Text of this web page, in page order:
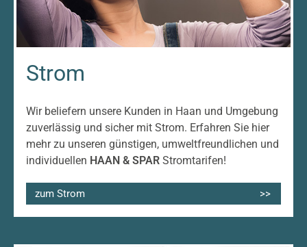
Strom
Wir beliefern unsere Kunden in Haan und Umgebung
zuverlässig und sicher mit Strom. Erfahren Sie hier
mehr zu unseren günstigen, umweltfreundlichen und
individuellen HAAN & SPAR Stromtarifen!
zum Strom